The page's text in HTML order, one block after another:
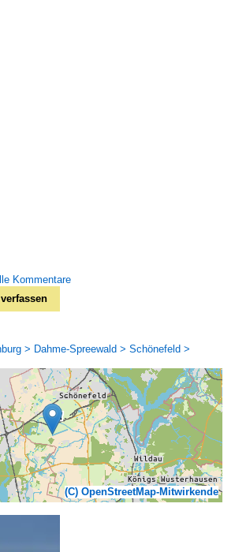
Kommentare
> Dahme-Spreewald > Schönefeld >
(C) OpenStreetMap-Mitwirkende